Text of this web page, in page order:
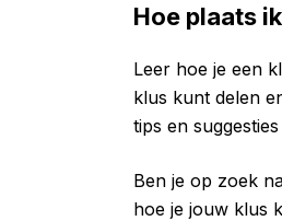
Hoe plaats
Leer hoe je een
klus kunt delen
tips en
Ben je op zoek
hoe je jouw klus